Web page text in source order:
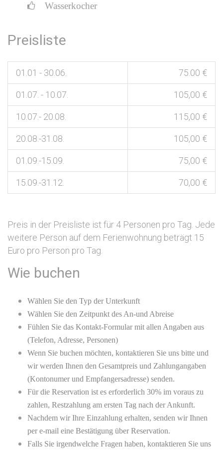
Wasserkocher
Preisliste
01.01 - 30.06. 75.00 €
01.07. - 10.07. 105,00 €
10.07.- 20.08. 115,00 €
20.08.-31.08. 105,00 €
01.09.-15.09. 75,00 €
15.09.-31.12. 70,00 €
Preis in der Preisliste ist für 4 Personen pro Tag. Jede
weitere Person auf dem Ferienwohnung beträgt 15
Euro pro Person pro Tag.
Wie buchen
Wählen Sie den Typ der Unterkunft
Wählen Sie den Zeitpunkt des An-und Abreise
Fühlen Sie das Kontakt-Formular mit allen Angaben aus
(Telefon, Adresse, Personen)
Wenn Sie buchen möchten, kontaktieren Sie uns bitte und
wir werden Ihnen den Gesamtpreis und Zahlungangaben
(Kontonumer und Empfangersadresse) senden.
Für die Reservation ist es erforderlich 30% im voraus zu
zahlen, Restzahlung am ersten Tag nach der Ankunft.
Nachdem wir Ihre Einzahlung erhalten, senden wir Ihnen
per e-mail eine Bestätigung über Reservation.
Falls Sie irgendwelche Fragen haben, kontaktieren Sie uns